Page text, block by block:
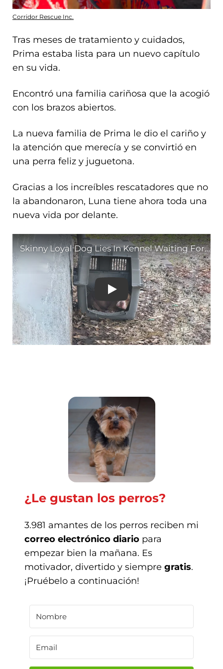
Corridor Rescue Inc.
Tras meses de tratamiento y cuidados,
Prima estaba lista para un nuevo capítulo
en su vida.
Encontró una familia cariñosa que la acogió
con los brazos abiertos.
La nueva familia de Prima le dio el cariño y
la atención que merecía y se convirtió en
una perra feliz y juguetona.
Gracias a los increíbles rescatadores que no
la abandonaron, Luna tiene ahora toda una
nueva vida por delante.
Skinny Loyal Dog Lies
¿Le gustan los perros?
3.981 amantes de los perros reciben mi
correo electrónico diario para
empezar bien la mañana. Es
motivador, divertido y siempre gratis.
¡Pruébelo a continuación!